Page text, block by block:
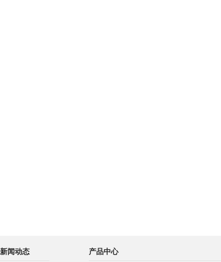
新闻动态 产品中心